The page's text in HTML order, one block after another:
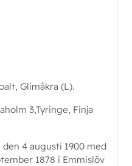
Glimåkra (L).
3,Tyringe, Finja
4 augusti 1900 med
1878 i Emmislöv